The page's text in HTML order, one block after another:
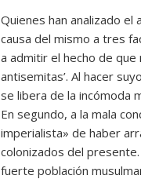
Quienes han analizado
causa del mismo a tres
a admitir el hecho de que
antisemitas’. Al hacer
se libera de la incómoda
En segundo, a la mala
imperialista» de haber
colonizados del
fuerte población